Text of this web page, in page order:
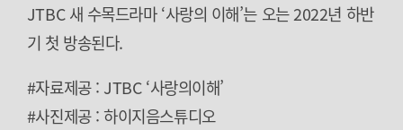
JTBC 새 수목드라마 ‘사랑의 이해’는 오는 2022년 하반
기 첫 방송된다.
#자료제공 : JTBC ‘사랑의이해’
#사진제공 : 하이지음스튜디오